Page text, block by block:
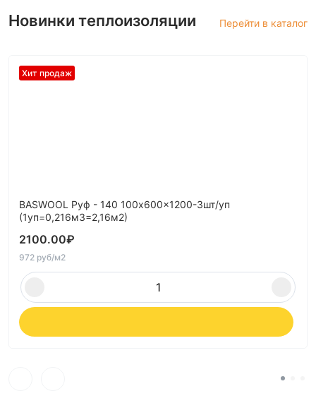
Новинки теплоизоляции Перейти в каталог
Хит продаж
BASWOOL Руф - 140 100x600x1200-3шт/уп
(1уп=0,216м3=2,16м2)
2100.00₽
972 руб/м2